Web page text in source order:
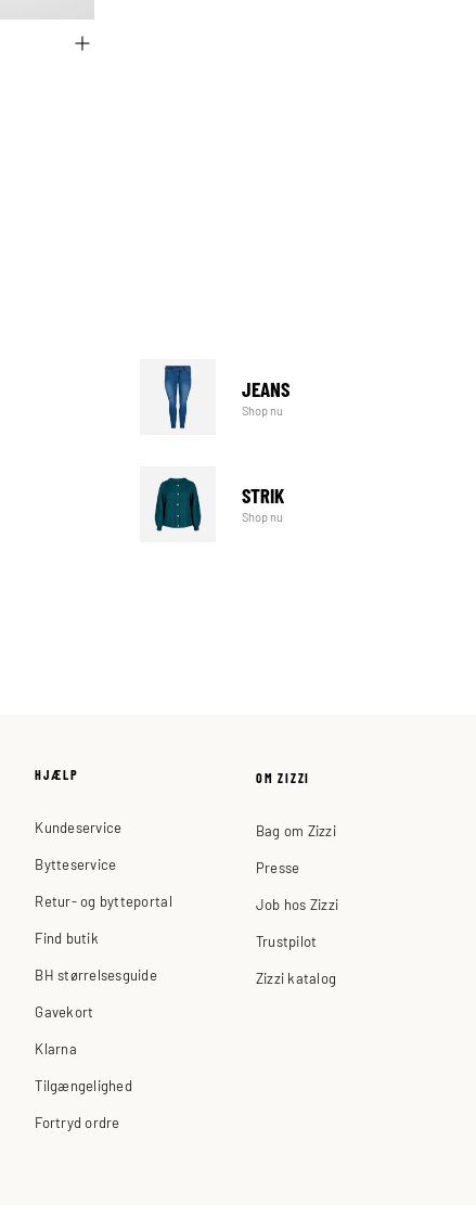
JEANS
Shop nu
STRIK
Shop nu
HJÆLP
Kundeservice
Bytteservice
Retur- og bytteportal
Find butik
BH størrelsesguide
Gavekort
Klarna
Tilgængelighed
Fortryd ordre
OM ZIZZI
Bag om Zizzi
Presse
Job hos Zizzi
Trustpilot
Zizzi katalog